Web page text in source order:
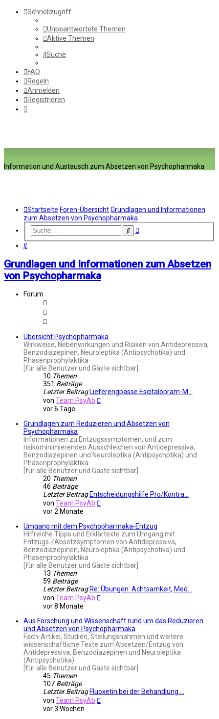
Schnellzugriff
Unbeantwortete Themen
Aktive Themen
Suche
FAQ
Regeln
Anmelden
Registrieren
Information und Austausch zum Absetzen von Psychopharmaka
Startseite Foren-ÜbersichtGrundlagen und Informationen
zum Absetzen von Psychopharmaka
SucheErweiterte
Suche
Grundlagen und Informationen zum Absetzen
von Psychopharmaka
Forum
Übersicht Psychopharmaka
Wirkweise, Nebenwirkungen und Risiken von Antidepressiva,
Benzodiazepinen, Neuroleptika (Antipsychotika) und
Phasenprophylaktika
[für alle Benutzer und Gäste sichtbar]
10 Themen
351 Beiträge
Letzter Beitrag Lieferengpässe Escitalopram-M…
von Team PsyAb
vor 6 Tage
Grundlagen zum Reduzieren und Absetzen von
Psychopharmaka
Informationen zu Entzugssymptomen, und zum
risikominimierenden Ausschleichen von Antidepressiva,
Benzodiazepinen und Neuroleptika (Antipsychotika) und
Phasenprophylaktika
[für alle Benutzer und Gäste sichtbar]
20 Themen
46 Beiträge
Letzter Beitrag Entscheidungshilfe Pro/Kontra…
von Team PsyAb
vor 2 Monate
Umgang mit dem Psychopharmaka-Entzug
Hilfreiche Tipps und Erklärtexte zum Umgang mit
Entzugs-/Absetzsymptomen von Antidepressiva,
Benzodiazepinen, Neuroleptika (Antipsychotika) und
Phasenprophylaktika
[für alle Benutzer und Gäste sichtbar]
13 Themen
59 Beiträge
Letzter Beitrag Re: Übungen: Achtsamkeit, Med…
von Team PsyAb
vor 8 Monate
Aus Forschung und Wissenschaft rund um das Reduzieren
und Absetzen von Psychopharmaka
Fach-Artikel, Studien, Stellungsnahmen und weitere
wissenschaftliche Texte zum Absetzen/Entzug von
Antidepressiva, Benzodiazepinen und Neuroleptika
(Antipsychotika)
[für alle Benutzer und Gäste sichtbar]
45 Themen
107 Beiträge
Letzter Beitrag Fluoxetin bei der Behandlung …
von Team PsyAb
vor 3 Wochen